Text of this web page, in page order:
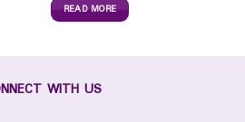
READ MORE
WITH US